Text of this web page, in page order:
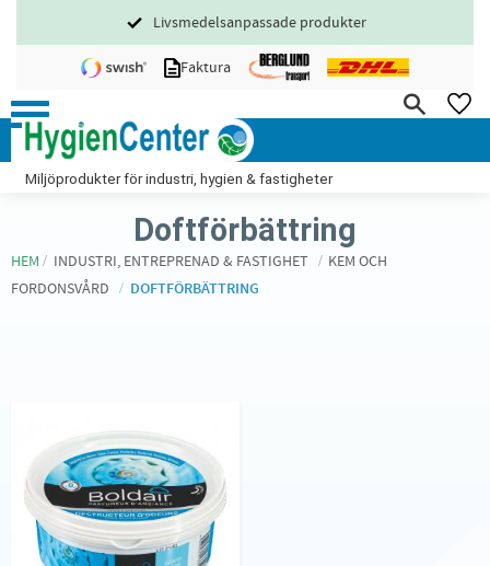
Meny
Livsmedelsanpassade produkter
Faktura
Miljöprodukter för industri, hygien & fastigheter
Doftförbättring
HEM INDUSTRI, ENTREPRENAD & FASTIGHET
KEM OCH
FORDONSVÅRD
DOFTFÖRBÄTTRING